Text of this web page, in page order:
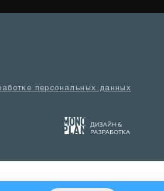
персональных данных